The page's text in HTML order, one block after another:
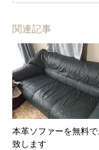
関連記事
本革ソファーを無料で
致します